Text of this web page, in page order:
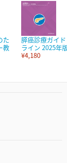
た
教
膵癌診療ガイド
ライン 2025年
¥4,180